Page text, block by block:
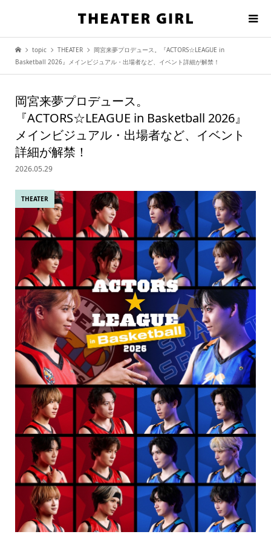
topic THEATER
岡宮来夢プロデュース。『ACTORS☆LEAGUE in
Basketball 2026』メインビジュアル・出場者など、イベント詳細が解禁！
岡宮来夢プロデュース。
『ACTORS☆LEAGUE in Basketball 2026』
メインビジュアル・出場者など、イベント
詳細が解禁！
2026.05.29
THEATER